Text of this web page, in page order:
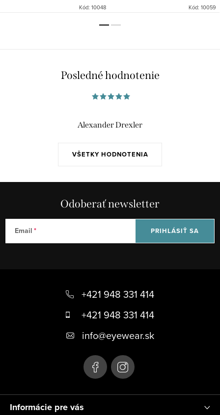
Kód: 10048 Kód: 10059
Posledné hodnotenie
VŠETKY HODNOTENIA
Alexander Drexler
Odoberať newsletter
Email PRIHLÁSIŤ SA
+421 948 331 414
+421 948 331 414
info@eyewear.sk
Informácie pre vás